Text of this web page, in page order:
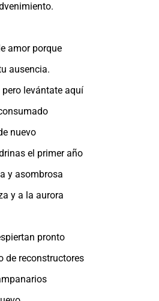
amor porque
ausencia.
pero levántate aquí
nuevo
el primer año
y asombrosa
y a la aurora
pronto
de reconstructores